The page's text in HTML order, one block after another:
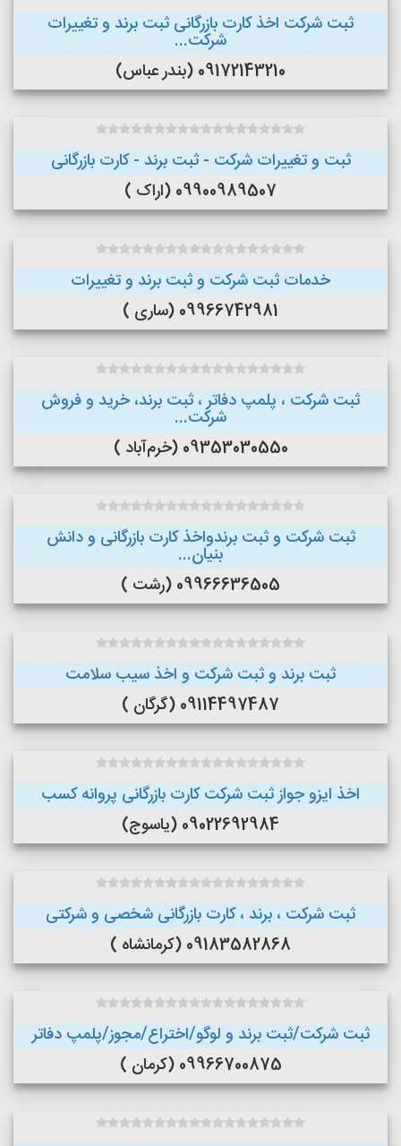
ثبت شرکت اخذ کارت بازرگانی ثبت برند و تغییرات
شرکت...
09172143210 (بندر عباس)
ثبت و تغییرات شرکت - ثبت برند - کارت بازرگانی
09900989507 (اراک )
خدمات ثبت شرکت و ثبت برند و تغییرات
09966742981 (ساری )
ثبت شرکت ، پلمپ دفاتر ، ثبت برند، خرید و فروش
شرکت...
09353030550 (خرم‌آباد )
ثبت شرکت و ثبت برندواخذ کارت بازرگانی و دانش
بنیان...
09966636505 (رشت )
ثبت برند و ثبت شرکت و اخذ سیب سلامت
09114497487 (گرگان )
اخذ ایزو جواز ثبت شرکت کارت بازرگانی پروانه کسب
09022692984 (یاسوج)
ثبت شرکت ، برند ، کارت بازرگانی شخصی و شرکتی
09183582868 (کرمانشاه )
ثبت شرکت/ثبت برند و لوگو/اختراع/مجوز/پلمپ دفاتر
09966700875 (کرمان )